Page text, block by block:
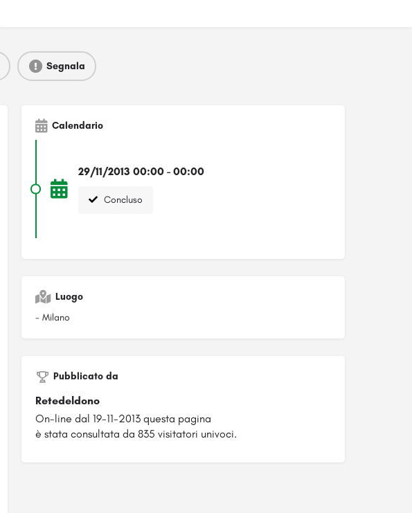
Segnala
Calendario
29/11/2013 00:00 - 00:00
Concluso
Luogo
- Milano
Pubblicato da
Retedeldono
On-line dal 19-11-2013 questa pagina
è stata consultata da 835 visitatori univoci.